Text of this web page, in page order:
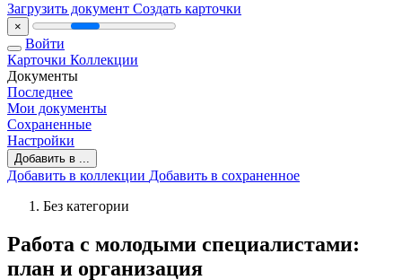
Загрузить документ Создать карточки
×
Войти
Карточки Коллекции
Документы
Последнее
Мои документы
Сохраненные
Настройки
Добавить в ...
Добавить в коллекции Добавить в сохраненное
Без категории
Работа с молодыми специалистами:
план и организация